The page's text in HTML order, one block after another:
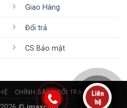
Giao Hàng
Đổi trả
CS Bảo mật
CHÍNH SÁCH ĐỔI TRẢ